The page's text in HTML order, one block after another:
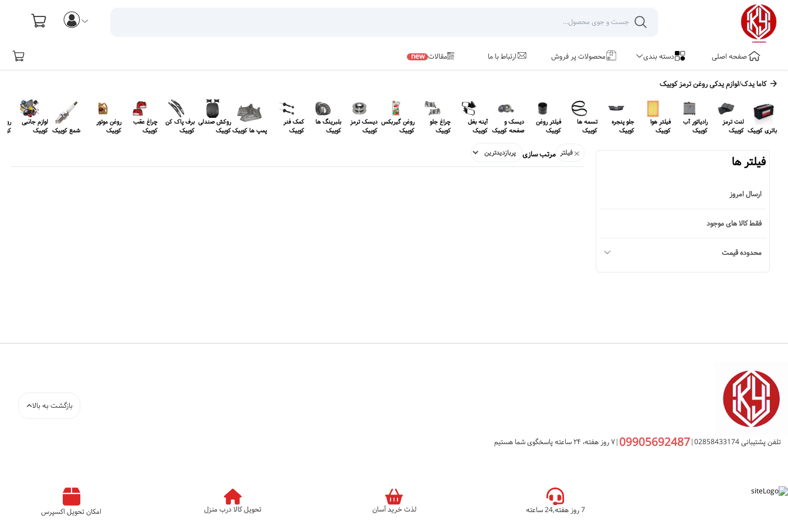
صفحه اصلی دسته بندی محصولات پر فروش ارتباط با ما مقالات new
کاما یدک/لوازم یدکیروغن ترمز کوییک
باتری کوییک
لنت ترمز
کوییک
رادیاتور آب
کوییک
فیلتر هوا
کوییک
جلو پنجره
کوییک
تسمه ها
کوییک
فیلتر روغن
کوییک
دیسک و
صفحه کوییک
آینه بغل
کوییک
چراغ جلو
کوییک
روغن گیربکس
کوییک
دیسک ترمز
کوییک
بلبرینگ ها
کوییک
کمک فنر
کوییک
پمپ ها کوییک
روکش صندلی
کوییک
برف پاک کن
کوییک
چراغ عقب
کوییک
روغن موتور
کوییک
شمع کوییک
لوازم جانبی
کوییک
فیلتر ها
ارسال امروز
فقط کالا های موجود
محدوده قیمت
فیلتر مرتب سازی
تلفن پشتیبانی 02858433174 |
09905692487
|۷ روز هفته، ۲۴ ساعته پاسخگوی شما هستیم
بازگشت به بالا
7 روز هفته,24 ساعته لذت خرید آسان تحویل کالا درب منزل امکان تحویل اکسپرس